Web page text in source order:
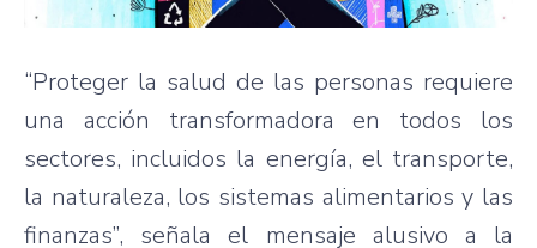
“Proteger la salud de las personas requiere
una acción transformadora en todos los
sectores, incluidos la energía, el transporte,
la naturaleza, los sistemas alimentarios y las
finanzas”, señala el mensaje alusivo a la